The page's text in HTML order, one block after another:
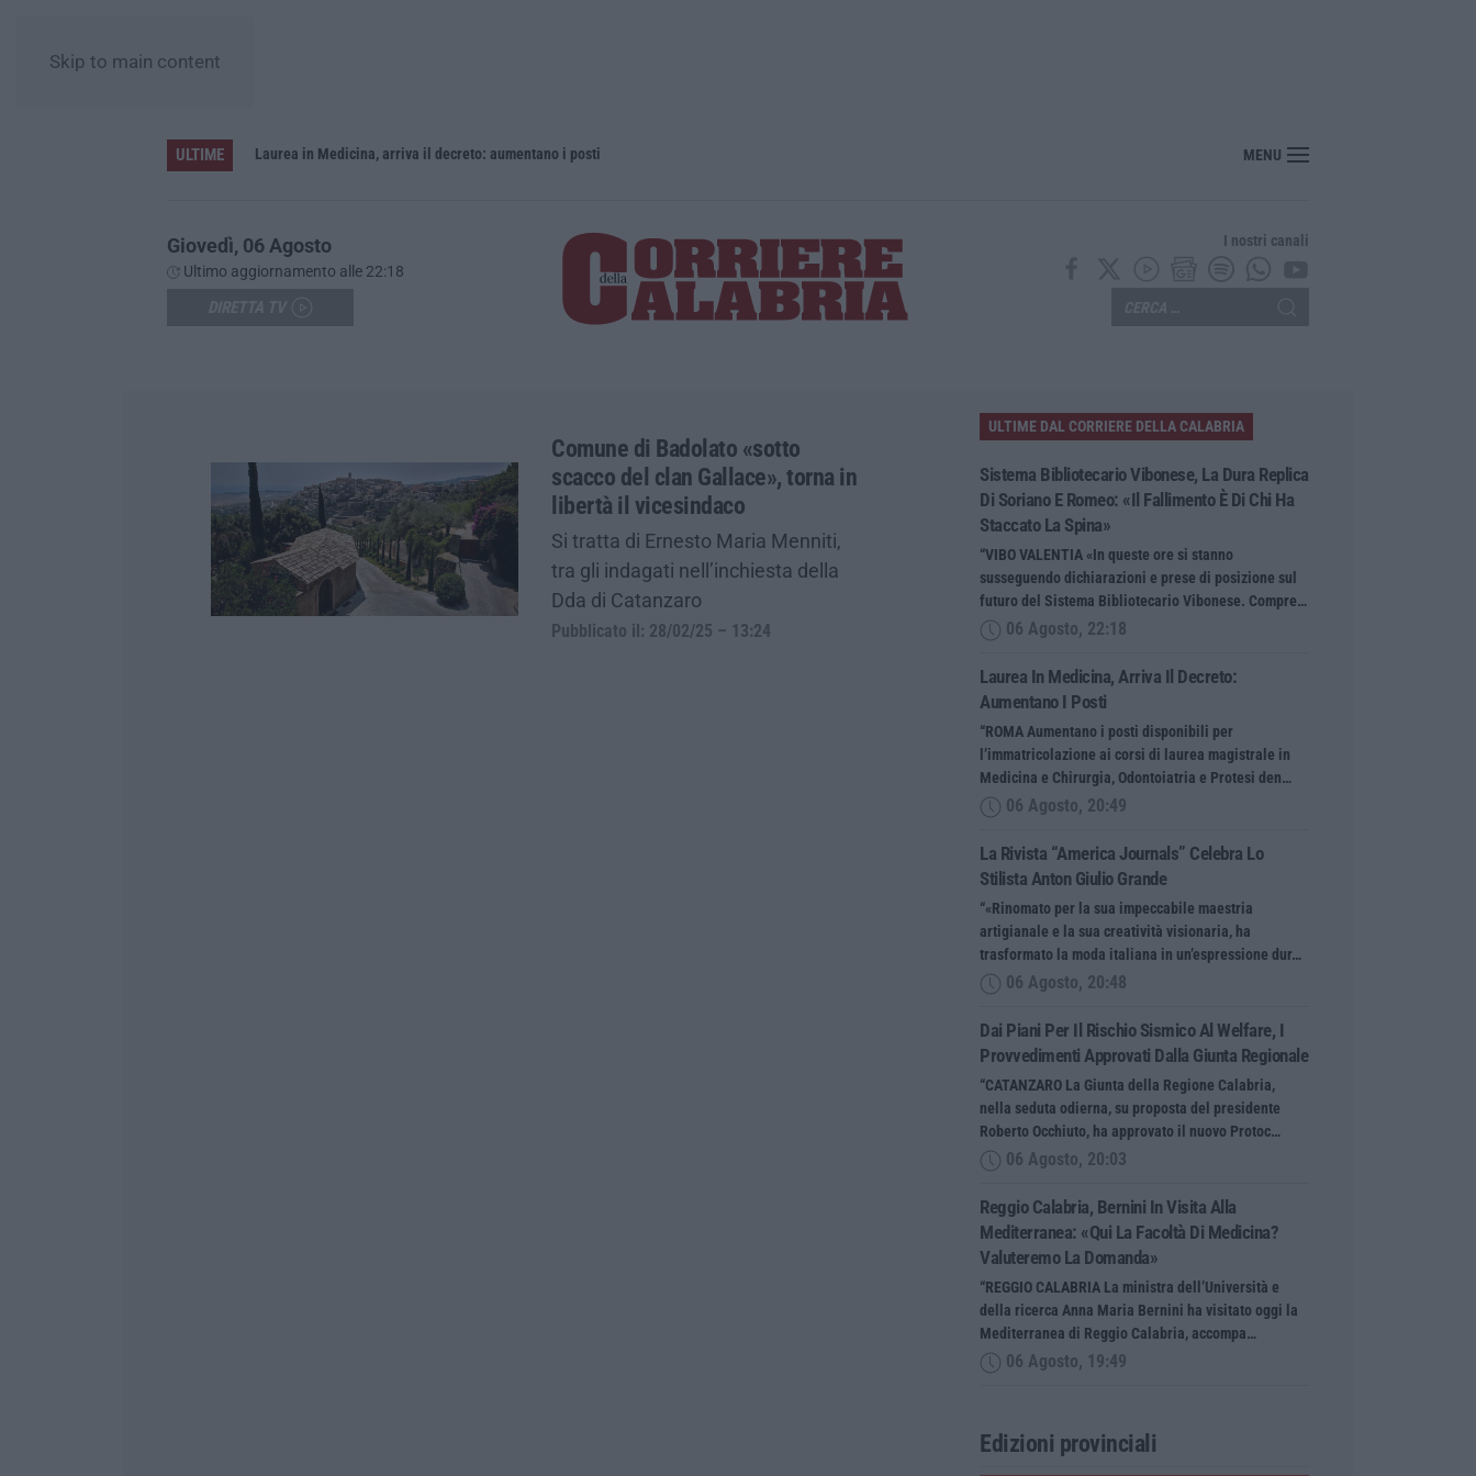
Skip to main content
ULTIME
Sistema bibliotecario vibonese, la dura replica di Soriano e Romeo: «Il fallimento è di chi ha staccato la spina» Laurea in Medicina, arriva il decreto: aumentano i posti La rivista “America Journals” celebra lo stilista Anton Giulio Grande
MENU
Giovedì, 06 Agosto
Ultimo aggiornamento alle 22:18
I nostri canali
Comune di Badolato «sotto
scacco del clan Gallace», torna in
libertà il vicesindaco
Si tratta di Ernesto Maria Menniti,
tra gli indagati nell’inchiesta della
Dda di Catanzaro
Pubblicato il: 28/02/25 – 13:24
ULTIME DAL CORRIERE DELLA CALABRIA
Sistema Bibliotecario Vibonese, La Dura Replica
Di Soriano E Romeo: «Il Fallimento È Di Chi Ha
Staccato La Spina»
“VIBO VALENTIA «In queste ore si stanno
susseguendo dichiarazioni e prese di posizione sul
futuro del Sistema Bibliotecario Vibonese. Compre…
06 Agosto, 22:18
Laurea In Medicina, Arriva Il Decreto:
Aumentano I Posti
“ROMA Aumentano i posti disponibili per
l’immatricolazione ai corsi di laurea magistrale in
Medicina e Chirurgia, Odontoiatria e Protesi den…
06 Agosto, 20:49
La Rivista “America Journals” Celebra Lo
Stilista Anton Giulio Grande
“«Rinomato per la sua impeccabile maestria
artigianale e la sua creatività visionaria, ha
trasformato la moda italiana in un’espressione dur…
06 Agosto, 20:48
Dai Piani Per Il Rischio Sismico Al Welfare, I
Provvedimenti Approvati Dalla Giunta Regionale
“CATANZARO La Giunta della Regione Calabria,
nella seduta odierna, su proposta del presidente
Roberto Occhiuto, ha approvato il nuovo Protoc…
06 Agosto, 20:03
Reggio Calabria, Bernini In Visita Alla
Mediterranea: «Qui La Facoltà Di Medicina?
Valuteremo La Domanda»
“REGGIO CALABRIA La ministra dell’Università e
della ricerca Anna Maria Bernini ha visitato oggi la
Mediterranea di Reggio Calabria, accompa…
06 Agosto, 19:49
Edizioni provinciali